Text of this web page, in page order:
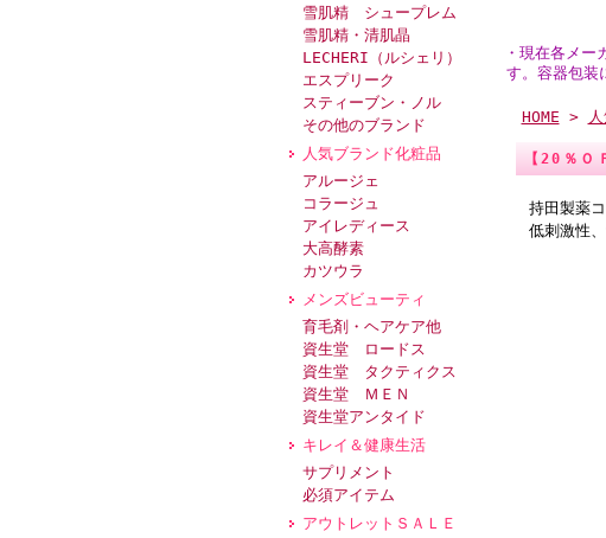
雪肌精 シュープレム
雪肌精・清肌晶
LECHERI（ルシェリ）
エスプリーク
スティーブン・ノル
その他のブランド
人気ブランド化粧品
アルージェ
コラージュ
アイレディース
大高酵素
カツウラ
メンズビューティ
育毛剤・ヘアケア他
資生堂 ロードス
資生堂 タクティクス
資生堂 ＭＥＮ
資生堂アンタイド
キレイ＆健康生活
サプリメント
必須アイテム
アウトレットＳＡＬＥ
・ 現在各メー
す。容器包装
HOME >
【20％
持田製薬
低刺激性